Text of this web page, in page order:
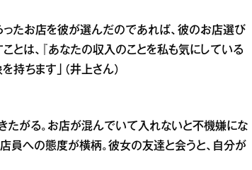
ったお店を彼が選んだのであれば、彼のお店選び
ことは、『あなたの収入のことを私も気にしている
持ちます」（井上さん）
たがる。お店が混んでいて入れないと不機嫌にな
員への態度が横柄。彼女の友達と会うと、自分が